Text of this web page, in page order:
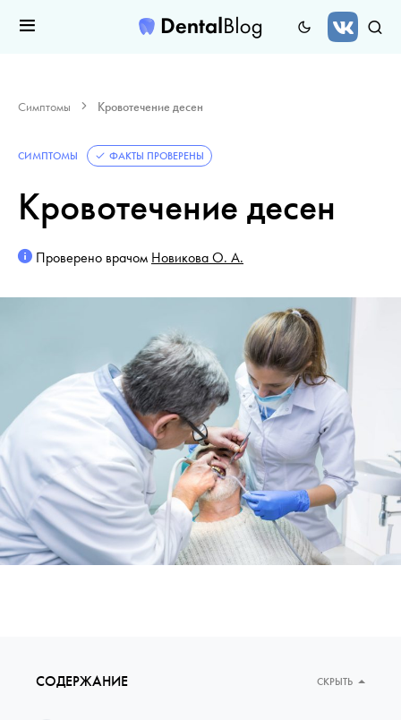
Симптомы Кровотечение десен
СИМПТОМЫ ФАКТЫ ПРОВЕРЕНЫ
Кровотечение десен
Проверено врачом Новикова О. А.
СОДЕРЖАНИЕ СКРЫТЬ